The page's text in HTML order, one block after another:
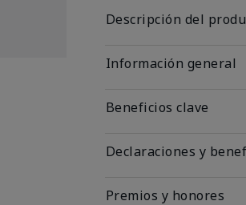
Descripción del
Información general
Beneficios clave
Declaraciones y
Premios y honores